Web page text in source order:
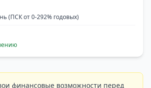
(ПСК от 0-292% годовых)
финансовые возможности перед